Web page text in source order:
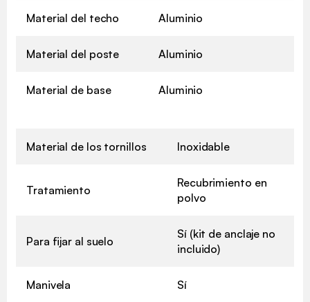
Material del techo Aluminio
Material del poste Aluminio
Material de base Aluminio
Material de los tornillos Inoxidable
Tratamiento
Recubrimiento en
polvo
Para fijar al suelo
Sí (kit de anclaje no
incluido)
Manivela Sí